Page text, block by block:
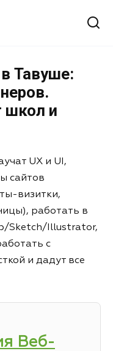
Тавуше:
школ и
UX и UI,
сайтов
визитки,
работать в
Sketch/Illustrator,
с
и дадут все
Веб-